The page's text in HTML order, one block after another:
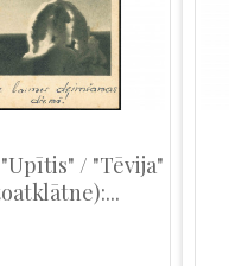
/ "Tēvija"